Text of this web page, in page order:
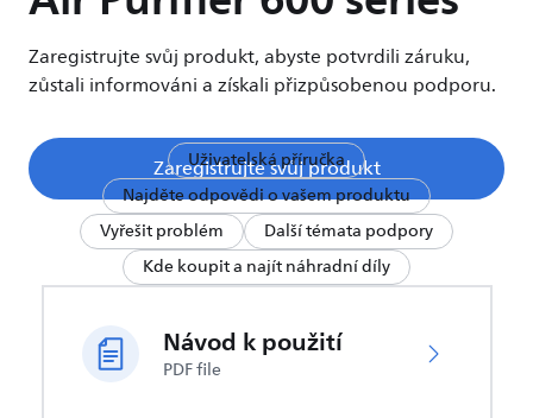
Zaregistrujte svůj produkt, abyste potvrdili záruku,
zůstali informováni a získali přizpůsobenou podporu.
Zaregistrujte svůj produkt
Uživatelská příručka
Najděte odpovědi o vašem produktu
Vyřešit problém
Další témata podpory
Kde koupit a najít náhradní díly
Návod k použití
PDF file